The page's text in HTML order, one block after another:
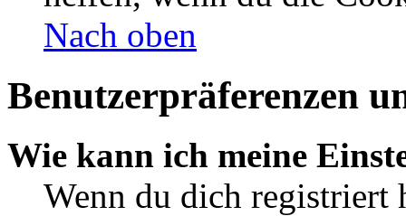
Nach oben
Benutzerpräferenzen
Wie kann ich meine
Wenn du dich registriert